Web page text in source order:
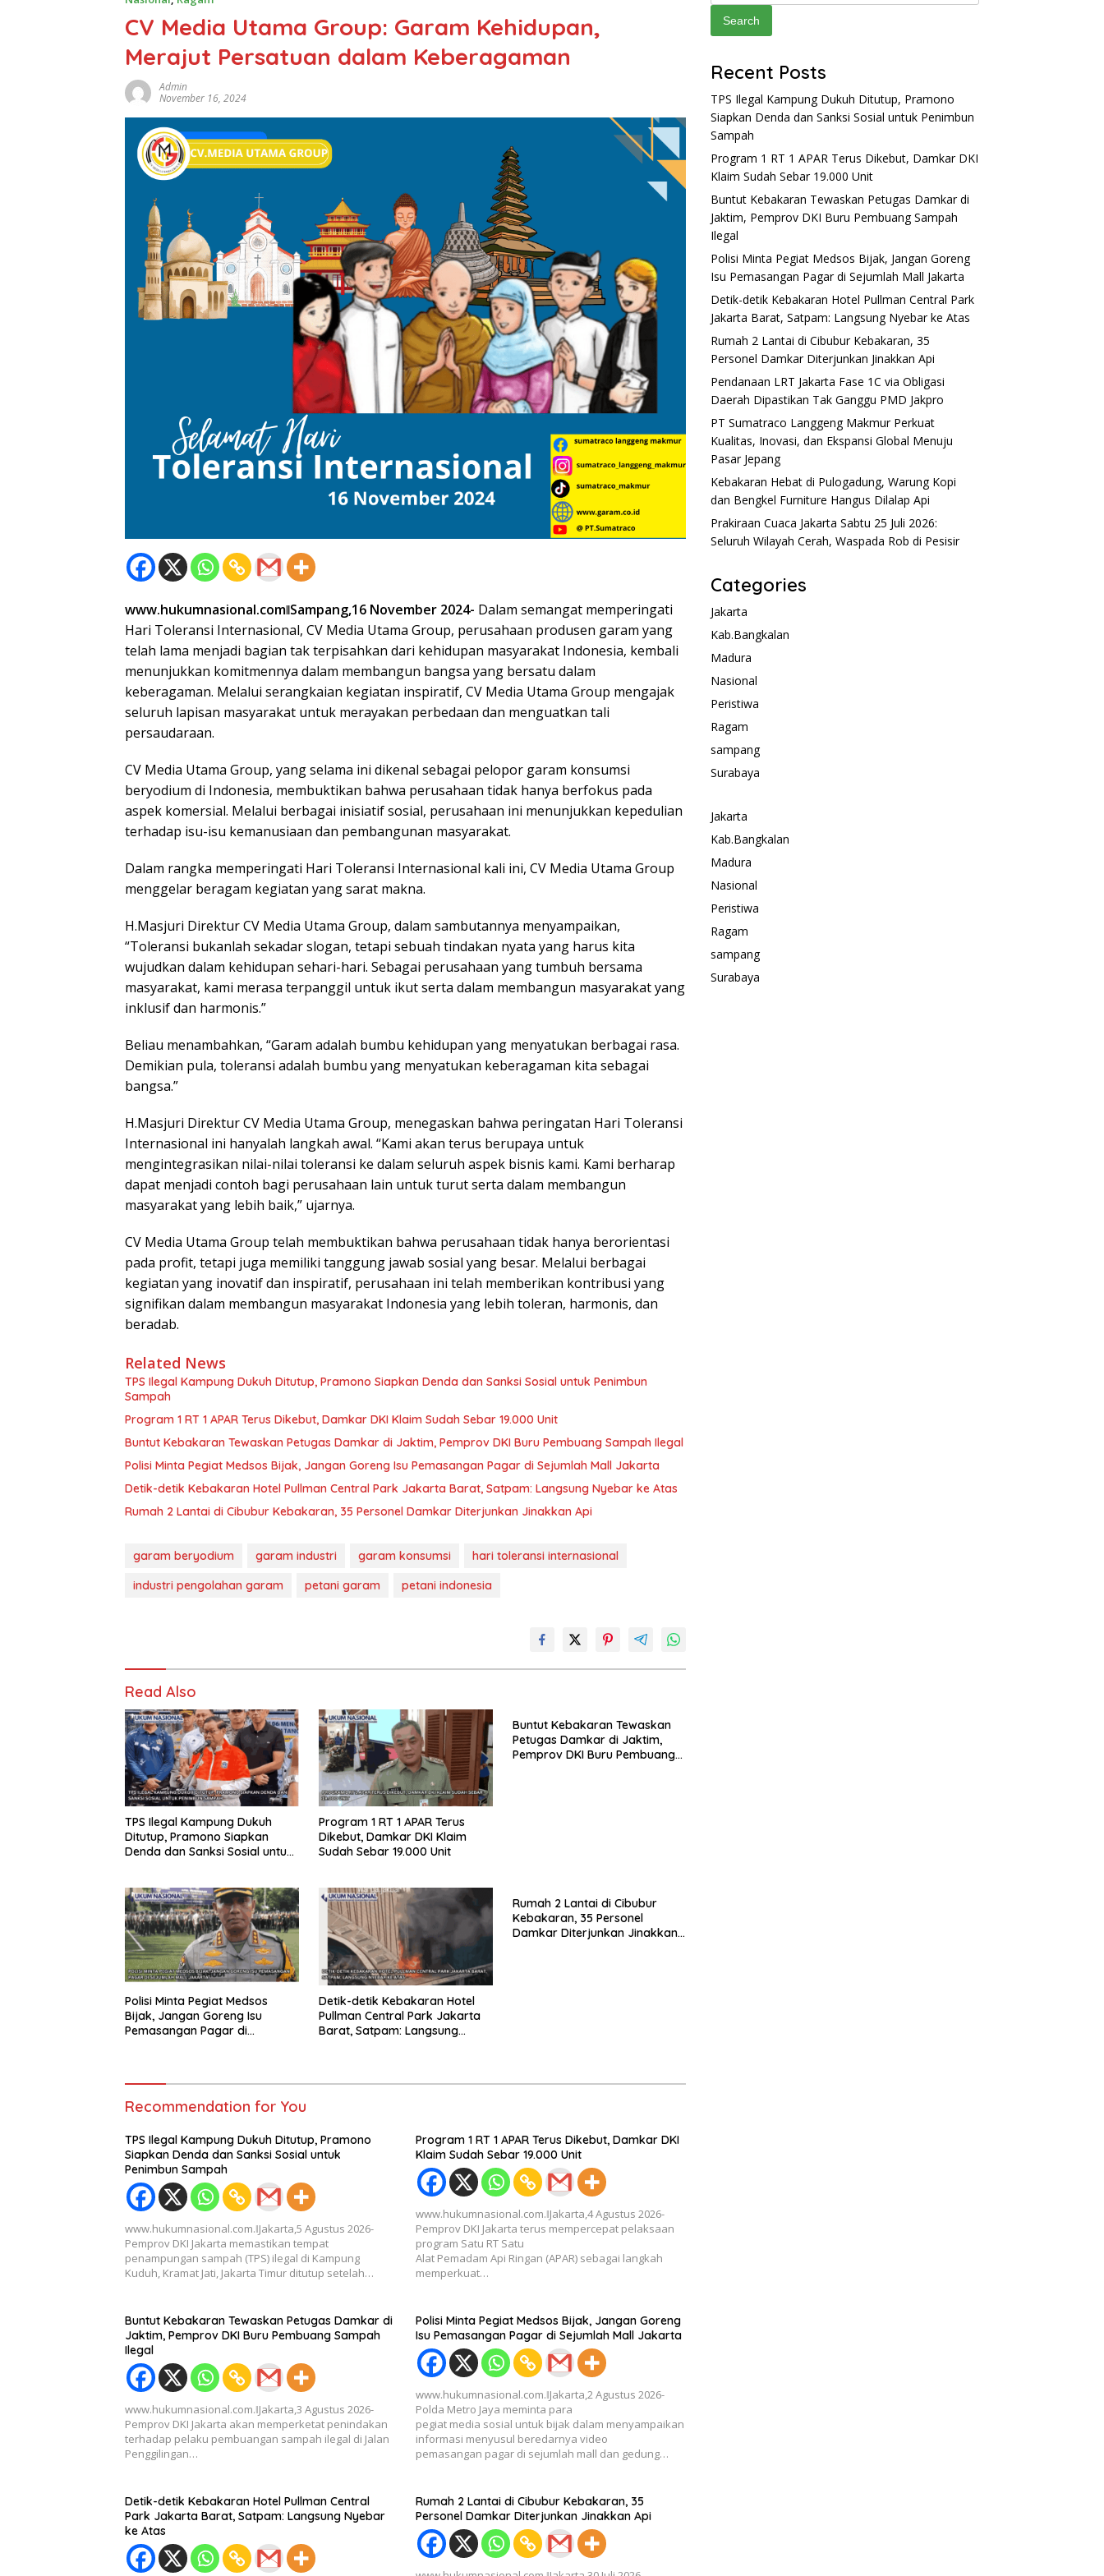
CV Media Utama Group: Garam Kehidupan,
Merajut Persatuan dalam Keberagaman
Admin
November 16, 2024
www.hukumnasional.comǁSampang,16 November 2024- Dalam semangat memperingati
Hari Toleransi Internasional, CV Media Utama Group, perusahaan produsen garam yang
telah lama menjadi bagian tak terpisahkan dari kehidupan masyarakat Indonesia, kembali
menunjukkan komitmennya dalam membangun bangsa yang bersatu dalam
keberagaman. Melalui serangkaian kegiatan inspiratif, CV Media Utama Group mengajak
seluruh lapisan masyarakat untuk merayakan perbedaan dan menguatkan tali
persaudaraan.
CV Media Utama Group, yang selama ini dikenal sebagai pelopor garam konsumsi
beryodium di Indonesia, membuktikan bahwa perusahaan tidak hanya berfokus pada
aspek komersial. Melalui berbagai inisiatif sosial, perusahaan ini menunjukkan kepedulian
terhadap isu-isu kemanusiaan dan pembangunan masyarakat.
Dalam rangka memperingati Hari Toleransi Internasional kali ini, CV Media Utama Group
menggelar beragam kegiatan yang sarat makna.
H.Masjuri Direktur CV Media Utama Group, dalam sambutannya menyampaikan,
“Toleransi bukanlah sekadar slogan, tetapi sebuah tindakan nyata yang harus kita
wujudkan dalam kehidupan sehari-hari. Sebagai perusahaan yang tumbuh bersama
masyarakat, kami merasa terpanggil untuk ikut serta dalam membangun masyarakat yang
inklusif dan harmonis.”
Beliau menambahkan, “Garam adalah bumbu kehidupan yang menyatukan berbagai rasa.
Demikian pula, toleransi adalah bumbu yang menyatukan keberagaman kita sebagai
bangsa.”
H.Masjuri Direktur CV Media Utama Group, menegaskan bahwa peringatan Hari Toleransi
Internasional ini hanyalah langkah awal. “Kami akan terus berupaya untuk
mengintegrasikan nilai-nilai toleransi ke dalam seluruh aspek bisnis kami. Kami berharap
dapat menjadi contoh bagi perusahaan lain untuk turut serta dalam membangun
masyarakat yang lebih baik,” ujarnya.
CV Media Utama Group telah membuktikan bahwa perusahaan tidak hanya berorientasi
pada profit, tetapi juga memiliki tanggung jawab sosial yang besar. Melalui berbagai
kegiatan yang inovatif dan inspiratif, perusahaan ini telah memberikan kontribusi yang
signifikan dalam membangun masyarakat Indonesia yang lebih toleran, harmonis, dan
beradab.
Related News
TPS Ilegal Kampung Dukuh Ditutup, Pramono Siapkan Denda dan Sanksi Sosial untuk Penimbun
Sampah
Program 1 RT 1 APAR Terus Dikebut, Damkar DKI Klaim Sudah Sebar 19.000 Unit
Buntut Kebakaran Tewaskan Petugas Damkar di Jaktim, Pemprov DKI Buru Pembuang Sampah Ilegal
Polisi Minta Pegiat Medsos Bijak, Jangan Goreng Isu Pemasangan Pagar di Sejumlah Mall Jakarta
Detik-detik Kebakaran Hotel Pullman Central Park Jakarta Barat, Satpam: Langsung Nyebar ke Atas
Rumah 2 Lantai di Cibubur Kebakaran, 35 Personel Damkar Diterjunkan Jinakkan Api
garam beryodium garam industri garam konsumsi
hari toleransi internasional
industri pengolahan garam
petani garam petani indonesia
Read Also
TPS Ilegal Kampung Dukuh
Ditutup, Pramono Siapkan
Denda dan Sanksi Sosial untuk
Program 1 RT 1 APAR Terus
Dikebut, Damkar DKI Klaim
Sudah Sebar 19.000 Unit
Buntut Kebakaran Tewaskan
Petugas Damkar di Jaktim,
Pemprov DKI Buru Pembuang
Polisi Minta Pegiat Medsos
Bijak, Jangan Goreng Isu
Pemasangan Pagar di
Detik-detik Kebakaran Hotel
Pullman Central Park Jakarta
Barat, Satpam: Langsung
Rumah 2 Lantai di Cibubur
Kebakaran, 35 Personel
Damkar Diterjunkan Jinakkan
Recommendation for You
TPS Ilegal Kampung Dukuh Ditutup, Pramono
Siapkan Denda dan Sanksi Sosial untuk
Penimbun Sampah
www.hukumnasional.com.ǁJakarta,5 Agustus 2026-
Pemprov DKI Jakarta memastikan tempat
penampungan sampah (TPS) ilegal di Kampung
Kuduh, Kramat Jati, Jakarta Timur ditutup setelah…
Program 1 RT 1 APAR Terus Dikebut, Damkar DKI
Klaim Sudah Sebar 19.000 Unit
www.hukumnasional.com.ǁJakarta,4 Agustus 2026-
Pemprov DKI Jakarta terus mempercepat pelaksaan
program Satu RT Satu
Alat Pemadam Api Ringan (APAR) sebagai langkah
memperkuat…
Buntut Kebakaran Tewaskan Petugas Damkar di
Jaktim, Pemprov DKI Buru Pembuang Sampah
Ilegal
www.hukumnasional.com.ǁJakarta,3 Agustus 2026-
Pemprov DKI Jakarta akan memperketat penindakan
terhadap pelaku pembuangan sampah ilegal di Jalan
Penggilingan…
Polisi Minta Pegiat Medsos Bijak, Jangan Goreng
Isu Pemasangan Pagar di Sejumlah Mall Jakarta
www.hukumnasional.com.ǁJakarta,2 Agustus 2026-
Polda Metro Jaya meminta para
pegiat media sosial untuk bijak dalam menyampaikan
informasi menyusul beredarnya video
pemasangan pagar di sejumlah mall dan gedung…
Detik-detik Kebakaran Hotel Pullman Central
Park Jakarta Barat, Satpam: Langsung Nyebar
ke Atas
Rumah 2 Lantai di Cibubur Kebakaran, 35
Personel Damkar Diterjunkan Jinakkan Api
Search
Recent Posts
TPS Ilegal Kampung Dukuh Ditutup, Pramono
Siapkan Denda dan Sanksi Sosial untuk Penimbun
Sampah
Program 1 RT 1 APAR Terus Dikebut, Damkar DKI
Klaim Sudah Sebar 19.000 Unit
Buntut Kebakaran Tewaskan Petugas Damkar di
Jaktim, Pemprov DKI Buru Pembuang Sampah
Ilegal
Polisi Minta Pegiat Medsos Bijak, Jangan Goreng
Isu Pemasangan Pagar di Sejumlah Mall Jakarta
Detik-detik Kebakaran Hotel Pullman Central Park
Jakarta Barat, Satpam: Langsung Nyebar ke Atas
Rumah 2 Lantai di Cibubur Kebakaran, 35
Personel Damkar Diterjunkan Jinakkan Api
Pendanaan LRT Jakarta Fase 1C via Obligasi
Daerah Dipastikan Tak Ganggu PMD Jakpro
PT Sumatraco Langgeng Makmur Perkuat
Kualitas, Inovasi, dan Ekspansi Global Menuju
Pasar Jepang
Kebakaran Hebat di Pulogadung, Warung Kopi
dan Bengkel Furniture Hangus Dilalap Api
Prakiraan Cuaca Jakarta Sabtu 25 Juli 2026:
Seluruh Wilayah Cerah, Waspada Rob di Pesisir
Categories
Jakarta
Kab.Bangkalan
Madura
Nasional
Peristiwa
Ragam
sampang
Surabaya
Jakarta
Kab.Bangkalan
Madura
Nasional
Peristiwa
Ragam
sampang
Surabaya